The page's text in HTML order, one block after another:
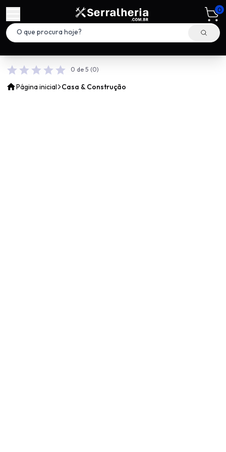
0
0 de 5 (0)
Página inicial Casa & Construção